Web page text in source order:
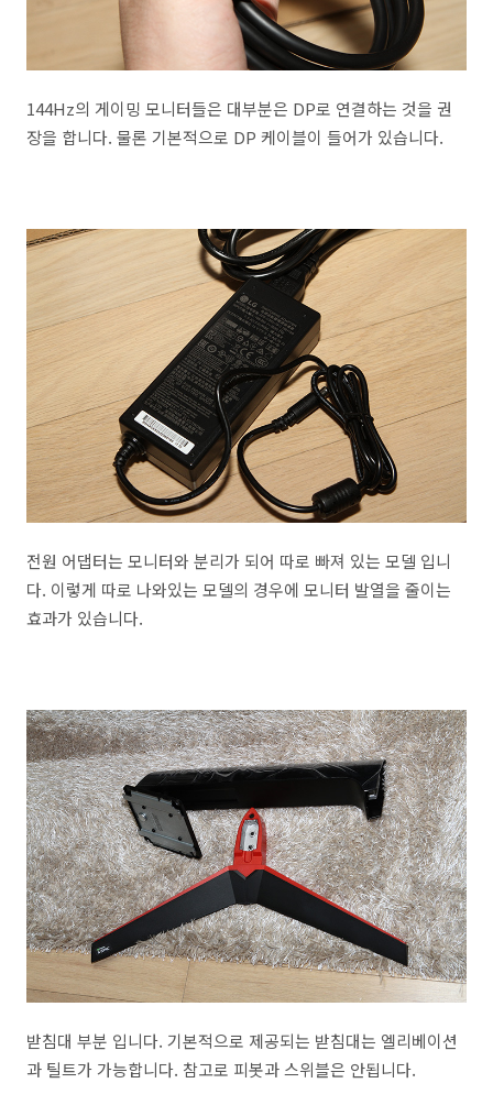
144Hz의 게이밍 모니터들은 대부분은 DP로 연결하는 것을 권
장을 합니다. 물론 기본적으로 DP 케이블이 들어가 있습니다.
전원 어댑터는 모니터와 분리가 되어 따로 빠져 있는 모델 입니
다. 이렇게 따로 나와있는 모델의 경우에 모니터 발열을 줄이는
효과가 있습니다.
받침대 부분 입니다. 기본적으로 제공되는 받침대는 엘리베이션
과 틸트가 가능합니다. 참고로 피봇과 스위블은 안됩니다.